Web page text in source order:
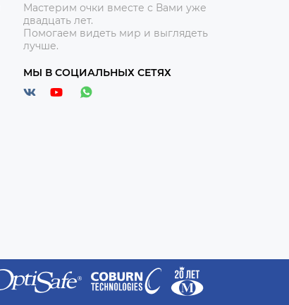
Мастерим очки вместе с Вами уже
двадцать лет.
Помогаем видеть мир и выглядеть
лучше.
МЫ В СОЦИАЛЬНЫХ СЕТЯХ